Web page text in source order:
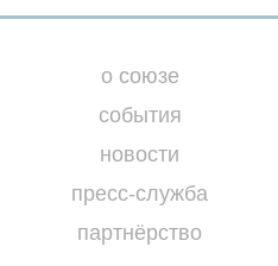
о союзе
события
новости
пресс-служба
партнёрство